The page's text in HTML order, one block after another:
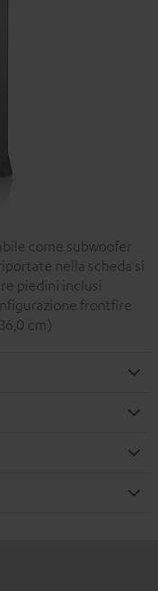
come subwoofer
nella scheda si
piedini inclusi
frontfire
cm)